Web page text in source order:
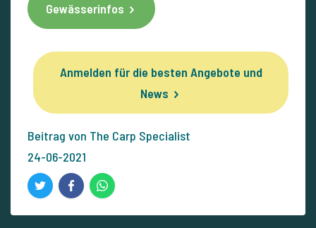
Gewässerinfos
Anmelden für die besten Angebote und
News
Beitrag von The Carp Specialist
24-06-2021